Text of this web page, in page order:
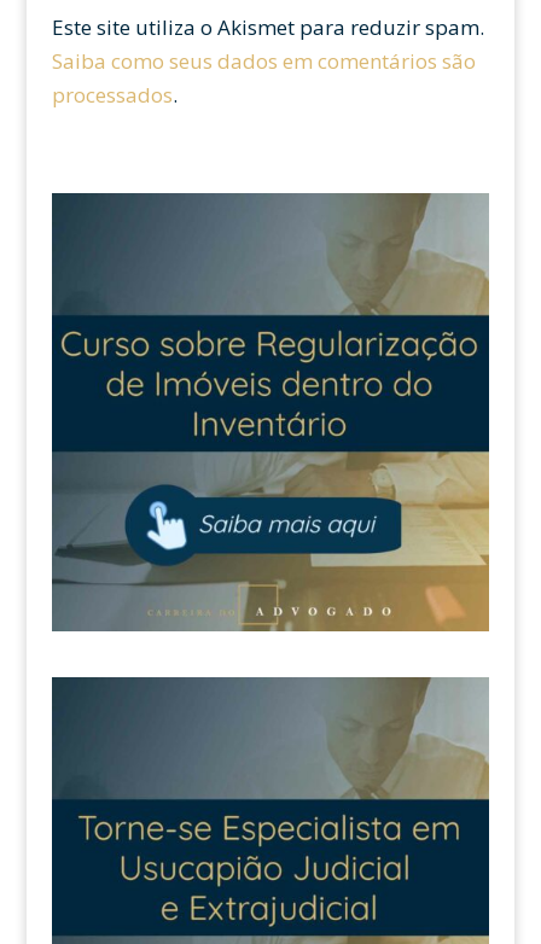
Este site utiliza o Akismet para reduzir spam.
Saiba como seus dados em comentários são
processados.